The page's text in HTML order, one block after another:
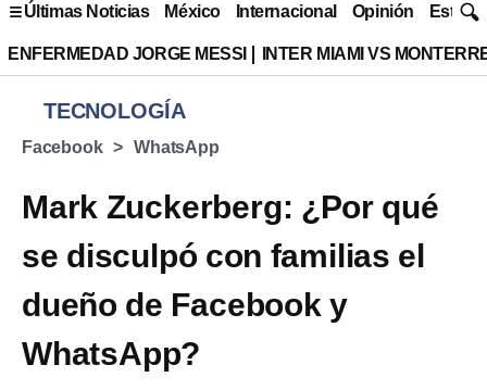
Últimas Noticias México Internacional Opinión Estilo
ENFERMEDAD JORGE MESSI INTER MIAMI VS
TECNOLOGÍA
Facebook WhatsApp
Mark Zuckerberg: ¿Por qué
se disculpó con familias el
dueño de Facebook y
WhatsApp?